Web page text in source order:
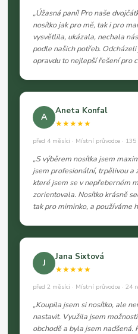
„Úžasná paní! Pro naše
nosítko jak pro mě, tak i pro
vysvětlila, ukázala, nechala
podle našich potřeb.
opravdu to nejlepší řešení pro
A
Aneta Konfal
★★★★★
před 4 měsíci · Místní průvodce ·
„S výběrem nosítka jsem
jsem profesionální, trpělivou a
které jsem se v nepřeberném
zorientovala. Nosítko krásně
tak pro miminko, a používáme
J
Jana Sixtová
★★★★★
před 2 měsíci · Místní průvodce · 24
„Koupila jsem si nosítko, ale
nastavit. Využila jsem
obchodě a byla jsem nadšená.